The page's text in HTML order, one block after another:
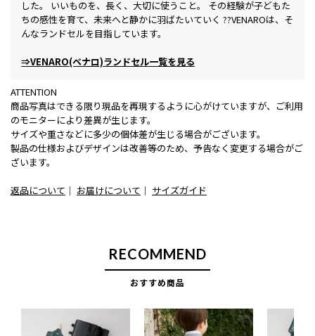
した。 いいものを、長く、大切に使うこと。 その経験が子どもた
ちの感性を育て、未来へと静かに羽ばたいていく ??VENAROは、そ
んなランドセルを目指しています。
⇒VENARO(ベナロ)ランドセル一覧を見る
ATTENTION
商品写真はできる限り現品を再現するように心がけていますが、ご利用
のモニターにより差異が生じます。
サイズや重さなどに多少の個体差が生じる場合がございます。
製品の仕様およびデザインは改善等のため、予告なく変更する場合がご
ざいます。
返品について ｜ お届けについて ｜ サイズガイド
RECOMMEND
おすすめ商品